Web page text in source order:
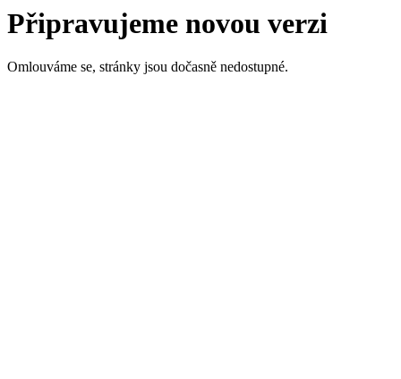
Připravujeme novou verzi
Omlouváme se, stránky jsou dočasně nedostupné.